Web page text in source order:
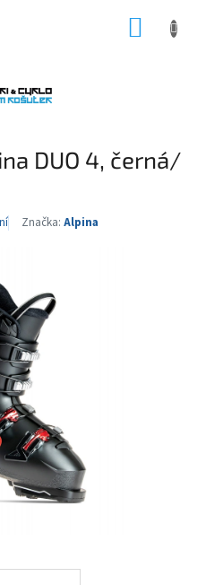
DUO 4, černá/
Značka: Alpina